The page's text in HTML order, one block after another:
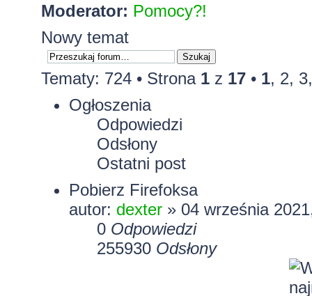
Moderator: Pomocy?!
Nowy temat
Tematy: 724 • Strona 1z 17• 1, 2, 3
Ogłoszenia
Odpowiedzi
Odsłony
Ostatni post
Pobierz Firefoksa
autor: dexter» 04 września
0 Odpowiedzi
255930 Odsłony